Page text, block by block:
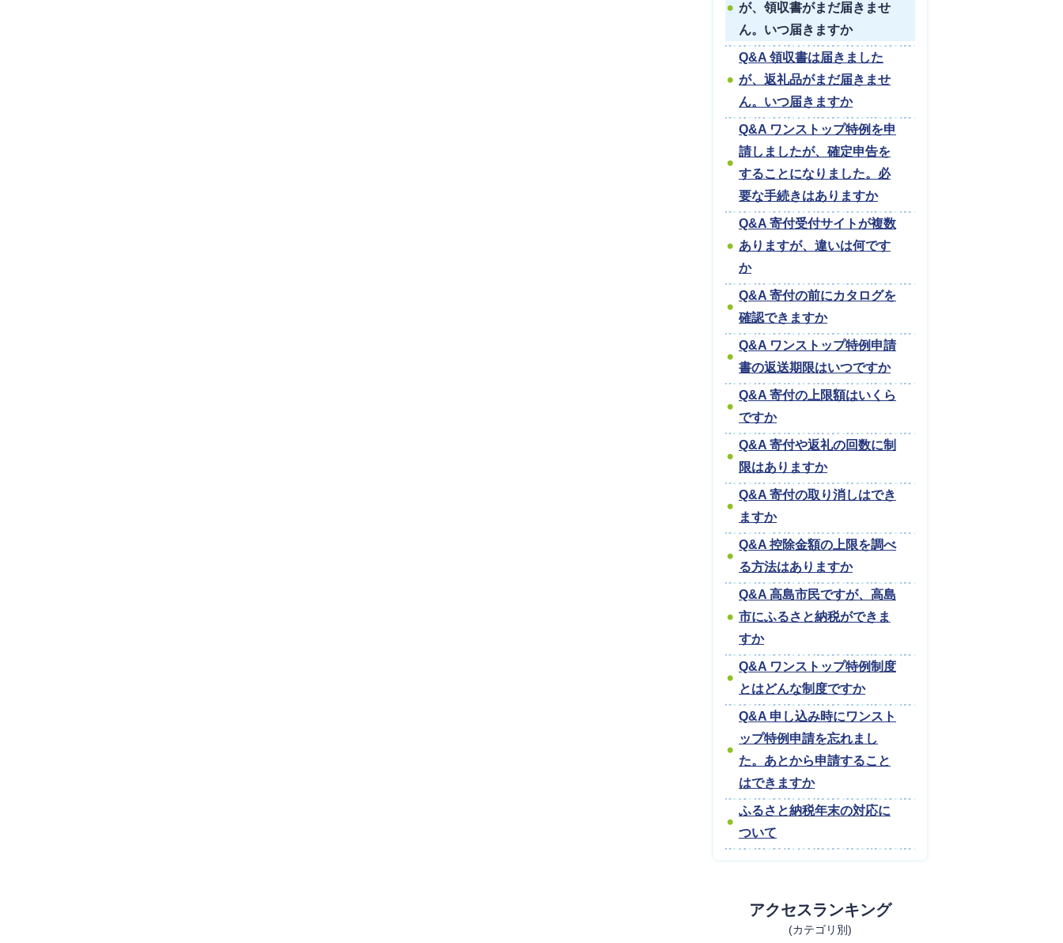
が、領収書がまだ届きませ
ん。いつ届きますか
Q&A 領収書は届きました
が、返礼品がまだ届きませ
ん。いつ届きますか
Q&A ワンストップ特例を申
請しましたが、確定申告を
することになりました。必
要な手続きはありますか
Q&A 寄付受付サイトが複数
ありますが、違いは何です
か
Q&A 寄付の前にカタログを
確認できますか
Q&A ワンストップ特例申請
書の返送期限はいつですか
Q&A 寄付の上限額はいくら
ですか
Q&A 寄付や返礼の回数に制
限はありますか
Q&A 寄付の取り消しはでき
ますか
Q&A 控除金額の上限を調べ
る方法はありますか
Q&A 高島市民ですが、高島
市にふるさと納税ができま
すか
Q&A ワンストップ特例制度
とはどんな制度ですか
Q&A 申し込み時にワンスト
ップ特例申請を忘れまし
た。あとから申請すること
はできますか
ふるさと納税年末の対応に
ついて
アクセスランキング
(カテゴリ別)